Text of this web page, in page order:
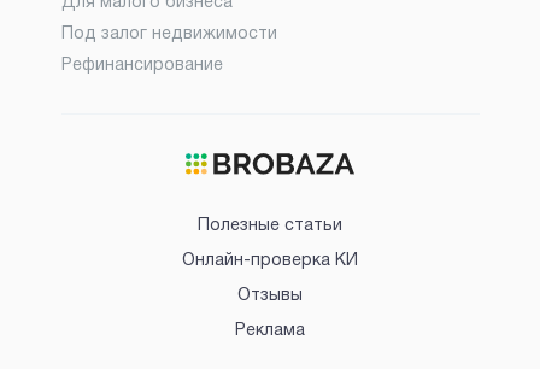
Для малого бизнеса
Под залог недвижимости
Рефинансирование
Полезные статьи
Онлайн-проверка КИ
Отзывы
Реклама